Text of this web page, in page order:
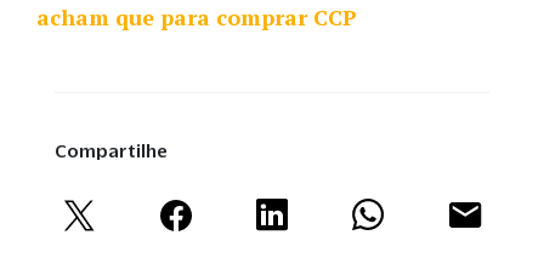
acham que para comprar CCP
Compartilhe